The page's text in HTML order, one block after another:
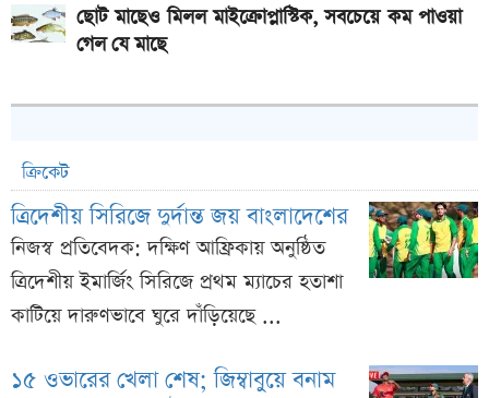
ছোট মাছেও মিলল মাইক্রোপ্লাস্টিক, সবচেয়ে কম পাওয়া
গেল যে মাছে
ক্রিকেট
ত্রিদেশীয় সিরিজে দুর্দান্ত জয় বাংলাদেশের
নিজস্ব প্রতিবেদক: দক্ষিণ আফ্রিকায় অনুষ্ঠিত
ত্রিদেশীয় ইমার্জিং সিরিজে প্রথম ম্যাচের হতাশা
কাটিয়ে দারুণভাবে ঘুরে দাঁড়িয়েছে ...
১৫ ওভারের খেলা শেষ; জিম্বাবুয়ে বনাম